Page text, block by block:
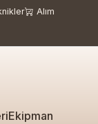
Alım
Ekipman